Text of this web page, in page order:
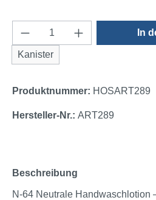
Produkt Anzahl: Gib
Kanister
In
Produktnummer: HOSART289
Hersteller-Nr.: ART289
Beschreibung
N-64 Neutrale Handwaschlotion